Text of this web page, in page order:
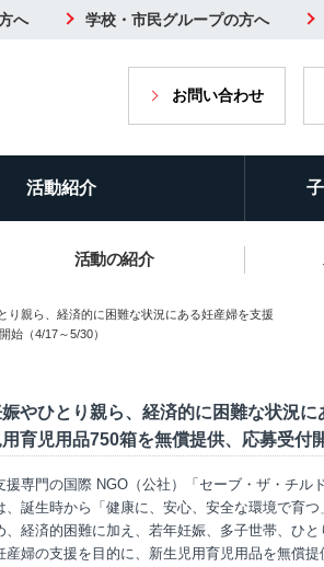
へ 学校・市民グループの方へ
お問い合わせ
活動紹介
活動の紹介
り親ら、経済的に困難な状況にある妊産婦を支援
始（4/17～5/30）
やひとり親ら、経済的に困難な状況に
育児用品750箱を無償提供、応募受付
援専門の国際 NGO（公社）「セーブ・ザ・チル
、誕生時から「健康に、安心、安全な環境で育
、経済的困難に加え、若年妊娠、多子世帯、ひ
産婦の支援を目的に、新生児用育児用品を無償